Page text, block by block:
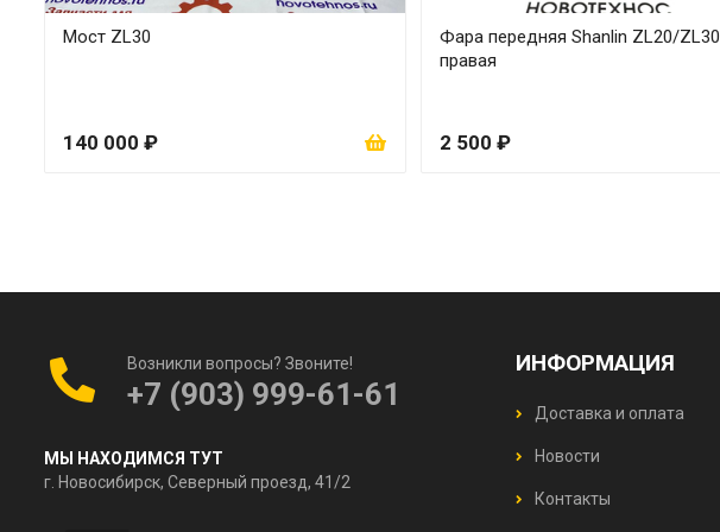
Мост ZL30
140 000 ₽
Фара передняя Shanlin ZL20/ZL30
правая
2 500 ₽
Возникли вопросы? Звоните!
+7 (903) 999-61-61
МЫ НАХОДИМСЯ ТУТ
г. Новосибирск, Северный проезд, 41/2
ИНФОРМАЦИЯ
Доставка и оплата
Новости
Контакты